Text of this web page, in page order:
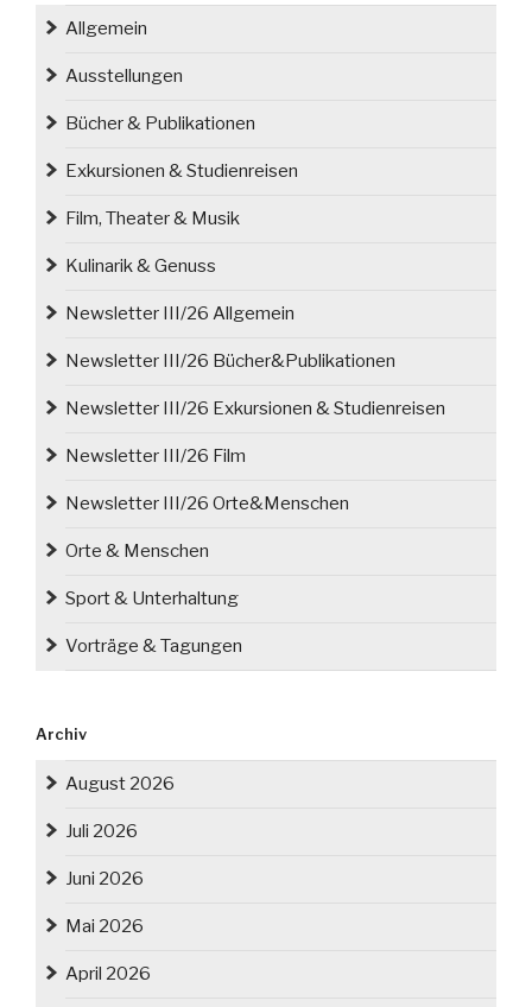
feiert
Jubiläum
einer
Sonderausstellung
Königshütte/
Allgemein
Ausstellungen
Bücher & Publikationen
Exkursionen & Studienreisen
Film, Theater & Musik
Kulinarik & Genuss
Newsletter III/26 Allgemein
Newsletter III/26 Bücher&Publikationen
Newsletter III/26 Exkursionen & Studienreisen
Newsletter III/26 Film
Newsletter III/26 Orte&Menschen
Orte & Menschen
Sport & Unterhaltung
Vorträge & Tagungen
Archiv
August 2026
Juli 2026
Juni 2026
Mai 2026
April 2026